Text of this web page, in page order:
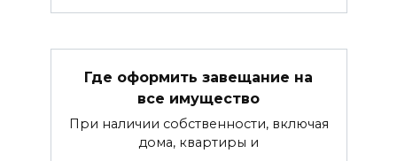
Где оформить завещание на
все имущество
При наличии собственности, включая
дома, квартиры и